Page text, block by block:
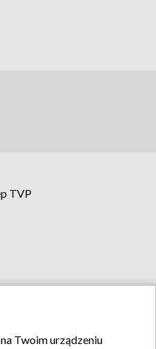
TVP
Twoim urządzeniu